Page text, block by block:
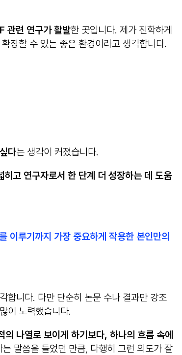
관련 연구가 활발한 곳입니다. 제가 진학하게
장할 수 있는 좋은 환경이라고 생각합니다.
다는 생각이 커졌습니다.
히고 연구자로서 한 단계 더 성장하는 데 도움
기까지 가장 중요하게 작용한 본인만의
합니다. 다만 단순히 논문 수나 결과만 강조
이 노력했습니다.
의 나열로 보이게 하기보다, 하나의 흐름 속에
말씀을 들었던 만큼, 다행히 그런 의도가 잘